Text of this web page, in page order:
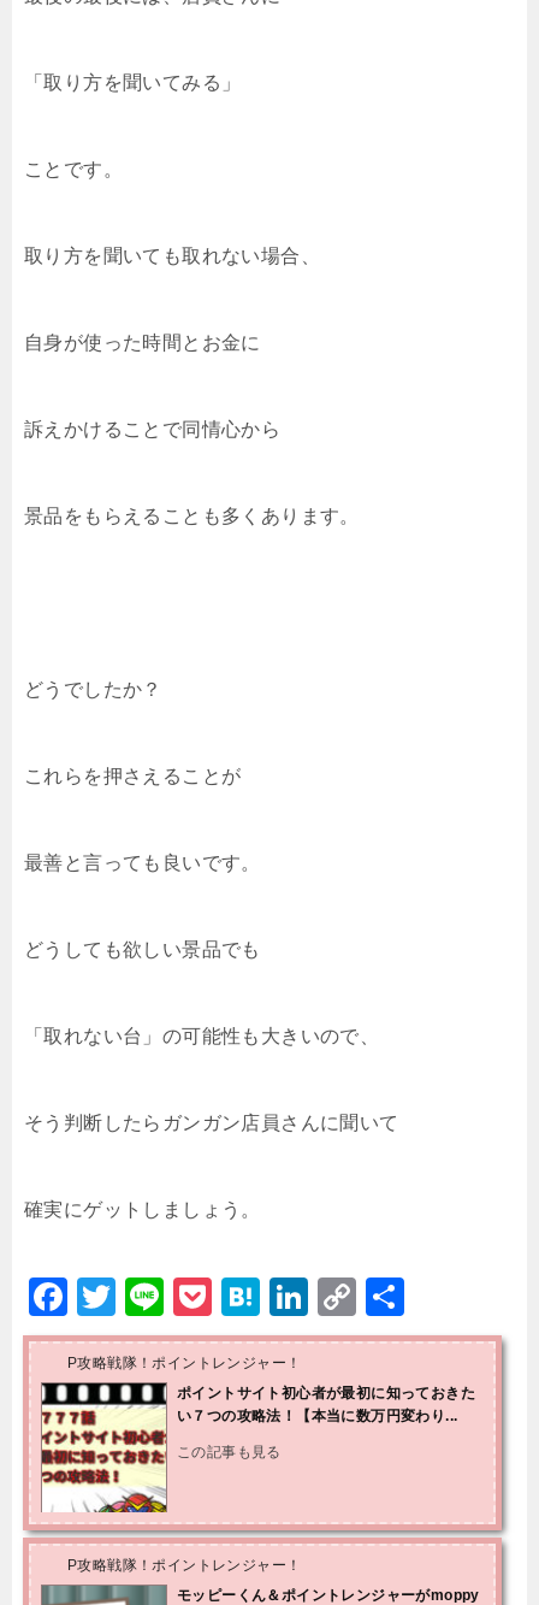
「取り方を聞いてみる」
ことです。
取り方を聞いても取れない場合、
自身が使った時間とお金に
訴えかけることで同情心から
景品をもらえることも多くあります。
どうでしたか？
これらを押さえることが
最善と言っても良いです。
どうしても欲しい景品でも
「取れない台」の可能性も大きいので、
そう判断したらガンガン店員さんに聞いて
確実にゲットしましょう。
F
a
c
e
b
o
o
k
T
wi
tt
er
Li
n
e
P
o
c
k
et
H
at
e
n
a
Li
n
k
e
C
o
p
y
k
有
P攻略戦隊！ポイントレンジャー！
ポイントサイト初心者が最初に知っておきた
い７つの攻略法！【本当に数万円変わり...
この記事も見る
P攻略戦隊！ポイントレンジャー！
モッピーくん＆ポイントレンジャーがmoppy